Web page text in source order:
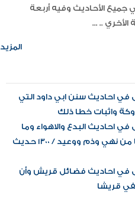
جميع الأحاديث وفيه أربعة
المزيد
في احاديث سنن ابي داود التي
واثبات خطا ذلك
في احاديث البدع والاهواء وما
نهي وذم ووعيد / 1300 حديث
في احاديث فضائل قريش وأن
قريشا